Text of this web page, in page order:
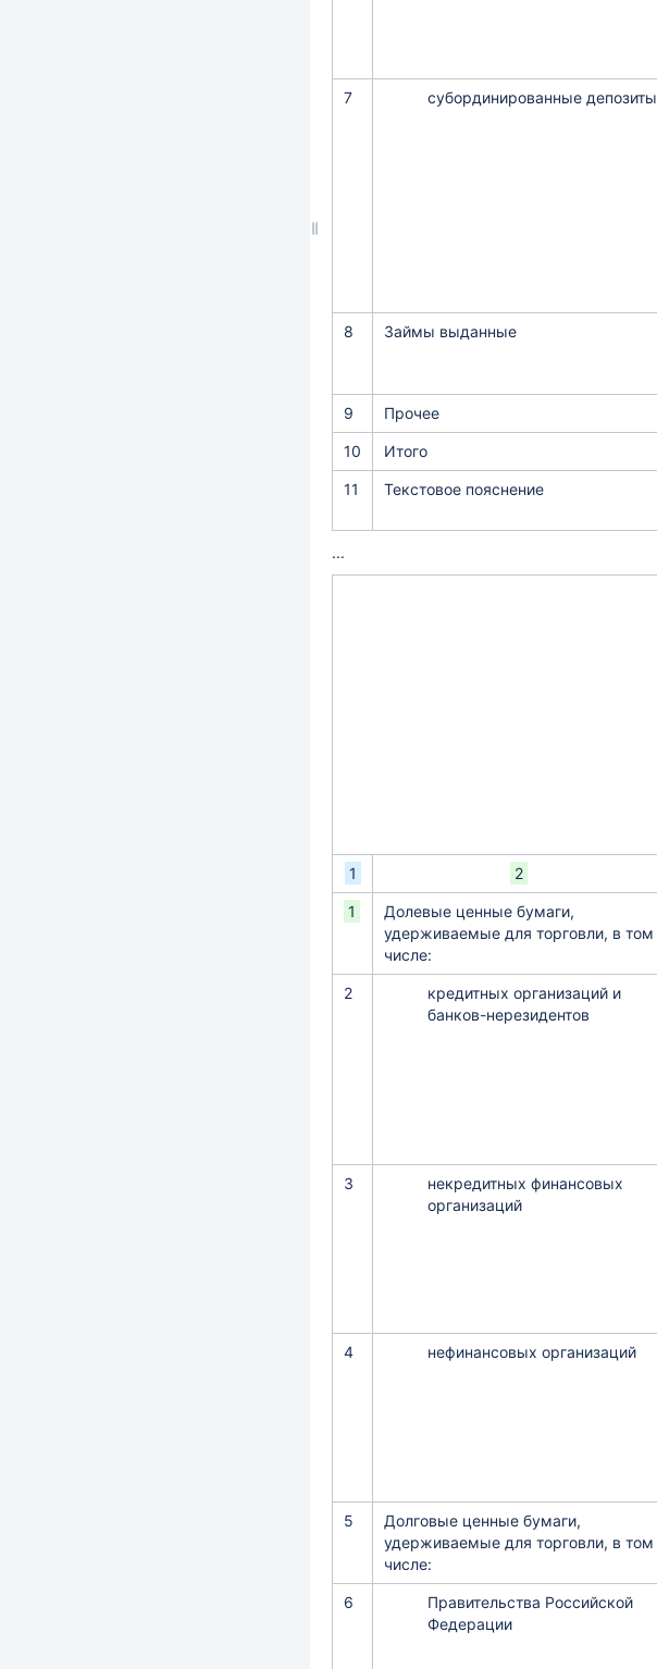
7 субординированные депозиты
8 Займы выданные
9 Прочее
10 Итого
11 Текстовое пояснение
...
1 2
1
Долевые ценные бумаги,
удерживаемые для торговли, в том
числе:
2
кредитных организаций и
банков-нерезидентов
3
некредитных финансовых
организаций
4 нефинансовых организаций
5
Долговые ценные бумаги,
удерживаемые для торговли, в том
числе:
6
Правительства Российской
Федерации